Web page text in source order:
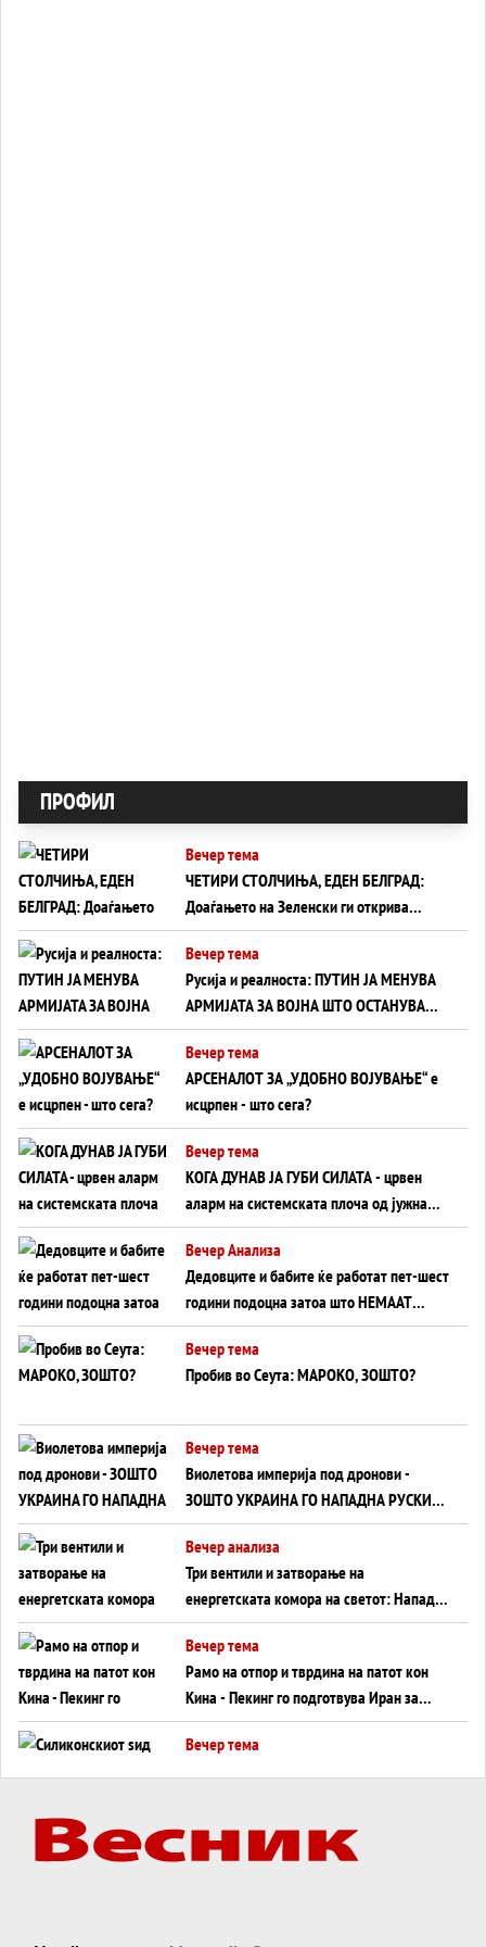
ПРОФИЛ
Вечер тема
ЧЕТИРИ СТОЛЧИЊА, ЕДЕН БЕЛГРАД:
Доаѓањето на Зеленски ги открива
тајните на политиката на балансирање
на Вучиќ
Вечер тема
Русија и реалноста: ПУТИН ЈА МЕНУВА
АРМИЈАТА ЗА ВОЈНА ШТО ОСТАНУВА
БЕЗ ФРОНТ
Вечер тема
АРСЕНАЛОТ ЗА „УДОБНО ВОЈУВАЊЕ“ е
исцрпен - што сега?
Вечер тема
КОГА ДУНАВ ЈА ГУБИ СИЛАТА - црвен
аларм на системската плоча од јужна
Германија до Црното Море...
Вечер Анализа
Дедовците и бабите ќе работат пет-шест
години подоцна затоа што НЕМААТ
ВНУЦИ ДА ГИ ЗАМЕНАТ
Вечер тема
Пробив во Сеута: МАРОКО, ЗОШТО?
Вечер тема
Виолетова империја под дронови -
ЗОШТО УКРАИНА ГО НАПАДНА РУСКИОТ
WILDBERRIES
Вечер анализа
Три вентили и затворање на
енергетската комора на светот: Нападот
во Суец најавува глобален енергетски
инфаркт?
Вечер тема
Рамо на отпор и тврдина на патот кон
Кина - Пекинг го подготвува Иран за
американска копнена инвазија
Вечер тема
Вечер тема
Трамп тврди дека повторно „разговара“
Вечер тема